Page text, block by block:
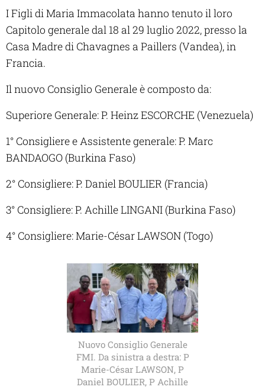
I Figli di Maria Immacolata hanno tenuto il loro
Capitolo generale dal 18 al 29 luglio 2022, presso la
Casa Madre di Chavagnes a Paillers (Vandea), in
Francia.
Il nuovo Consiglio Generale è composto da:
Superiore Generale: P. Heinz ESCORCHE (Venezuela)
1° Consigliere e Assistente generale: P. Marc
BANDAOGO (Burkina Faso)
2° Consigliere: P. Daniel BOULIER (Francia)
3° Consigliere: P. Achille LINGANI (Burkina Faso)
4° Consigliere: Marie-César LAWSON (Togo)
Nuovo Consiglio Generale
FMI. Da sinistra a destra: P
Marie-César LAWSON, P
Daniel BOULIER, P Achille